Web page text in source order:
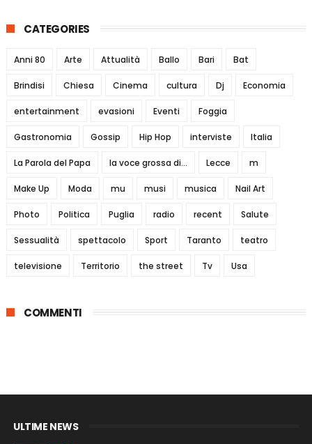
CATEGORIES
Anni 80 Arte Attualità Ballo Bari Bat
Brindisi Chiesa Cinema cultura Dj Economia
entertainment evasioni Eventi Foggia
Gastronomia Gossip Hip Hop interviste Italia
La Parola del Papa la voce grossa di... Lecce m
Make Up Moda mu musi musica Nail Art
Photo Politica Puglia radio recent Salute
Sessualità spettacolo Sport Taranto teatro
televisione Territorio the street Tv Usa
COMMENTI
ULTIME NEWS